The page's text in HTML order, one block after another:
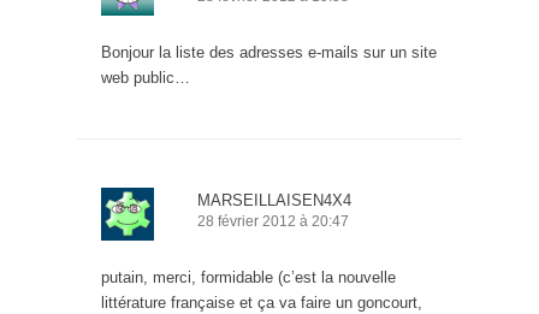
Bonjour la liste des adresses e-mails sur un site
web public…
MARSEILLAISEN4X4
28 février 2012 à 20:47
putain, merci, formidable (c’est la nouvelle
littérature française et ça va faire un goncourt,